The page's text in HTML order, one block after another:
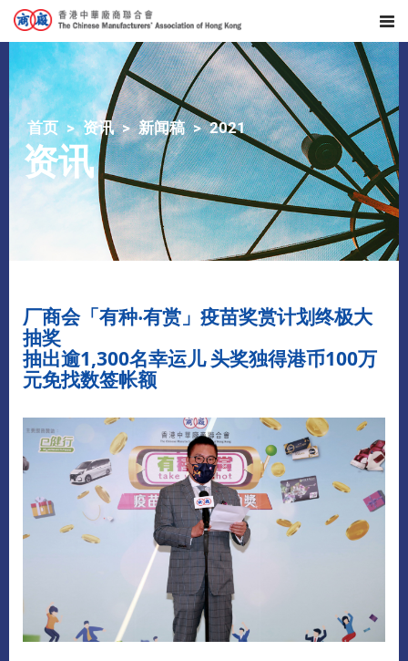
首页 资讯 新闻稿 2021
资讯
​厂商会「有种‧有赏」疫苗奖赏计划终极大
抽奖
抽出逾1,300名幸运儿 头奖独得港币100万
元免找数签帐额